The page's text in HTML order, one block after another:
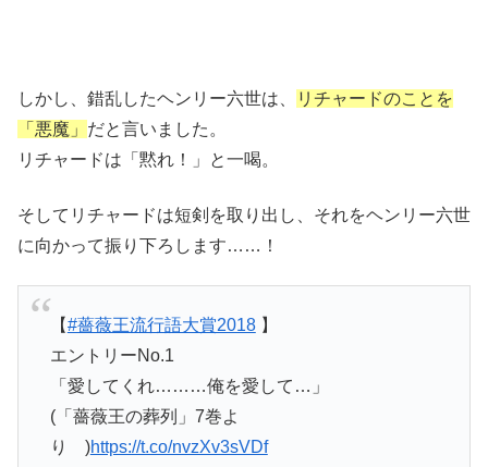
しかし、錯乱したヘンリー六世は、
リチャードのことを
「悪魔」 だと言いました。
リチャードは「黙れ！」と一喝。
そしてリチャードは短剣を取り出し、それをヘンリー六世
に向かって振り下ろします……！
【#薔薇王流行語大賞2018】
エントリーNo.1
「愛してくれ………俺を愛して…」
(「薔薇王の葬列」7巻よ
り )https://t.co/nvzXv3sVDf